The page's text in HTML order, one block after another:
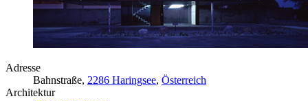
Adresse
Bahnstraße, 2286 Haringsee, Österreich
Architektur